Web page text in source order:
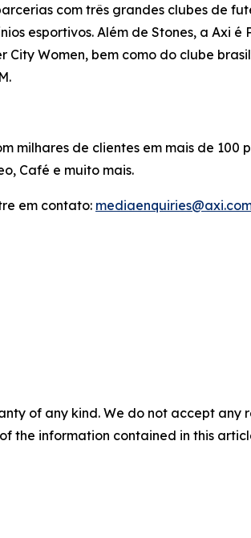
com três grandes clubes de
esportivos. Além de Stones, a Axi
Women, bem como do clube
milhares de clientes em mais de 100
Café e muito mais.
em contato:
of any kind. We do not accept
the information contained in this